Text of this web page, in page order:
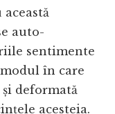
auto-
sentimente
în care
deformată
acesteia.